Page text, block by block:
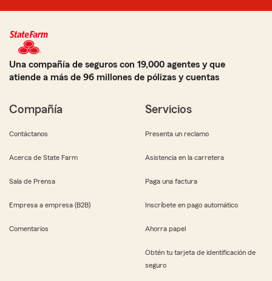
Una compañía de seguros con 19,000 agentes y que
atiende a más de 96 millones de pólizas y cuentas
Compañía
Contáctanos
Acerca de State Farm
Sala de Prensa
Empresa a empresa (B2B)
Comentarios
Servicios
Presenta un reclamo
Asistencia en la carretera
Paga una factura
Inscríbete en pago automático
Ahorra papel
Obtén tu tarjeta de identificación de
seguro